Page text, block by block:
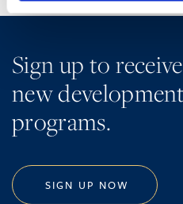
Sign up to
new
programs.
SIGN UP NOW